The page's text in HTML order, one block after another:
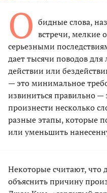
О бидные слова,
встречи, мелкие
серьезными
дает тысячи поводов
действии или
— это минимальное
извиниться правильно —
произнести несколько
разные этапы, которые
или уменьшить
Некоторые считают, что
объяснить причину